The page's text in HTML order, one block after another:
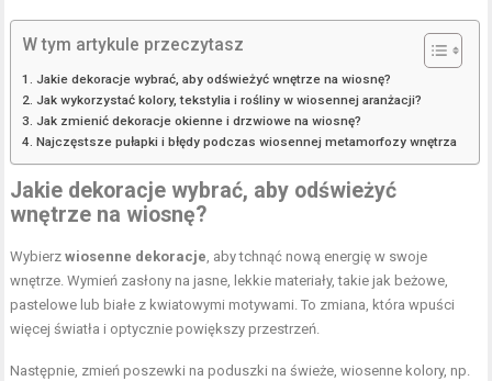
W tym artykule przeczytasz
Jakie dekoracje wybrać, aby odświeżyć wnętrze na wiosnę?
Jak wykorzystać kolory, tekstylia i rośliny w wiosennej aranżacji?
Jak zmienić dekoracje okienne i drzwiowe na wiosnę?
Najczęstsze pułapki i błędy podczas wiosennej metamorfozy wnętrza
Jakie dekoracje wybrać, aby odświeżyć
wnętrze na wiosnę?
Wybierzwiosenne dekoracje, aby tchnąć nową energię w swoje
wnętrze. Wymień zasłony na jasne, lekkie materiały, takie jak beżowe,
pastelowe lub białe z kwiatowymi motywami. To zmiana, która wpuści
więcej światła i optycznie powiększy przestrzeń.
Następnie, zmień poszewki na poduszki na świeże, wiosenne kolory, np.